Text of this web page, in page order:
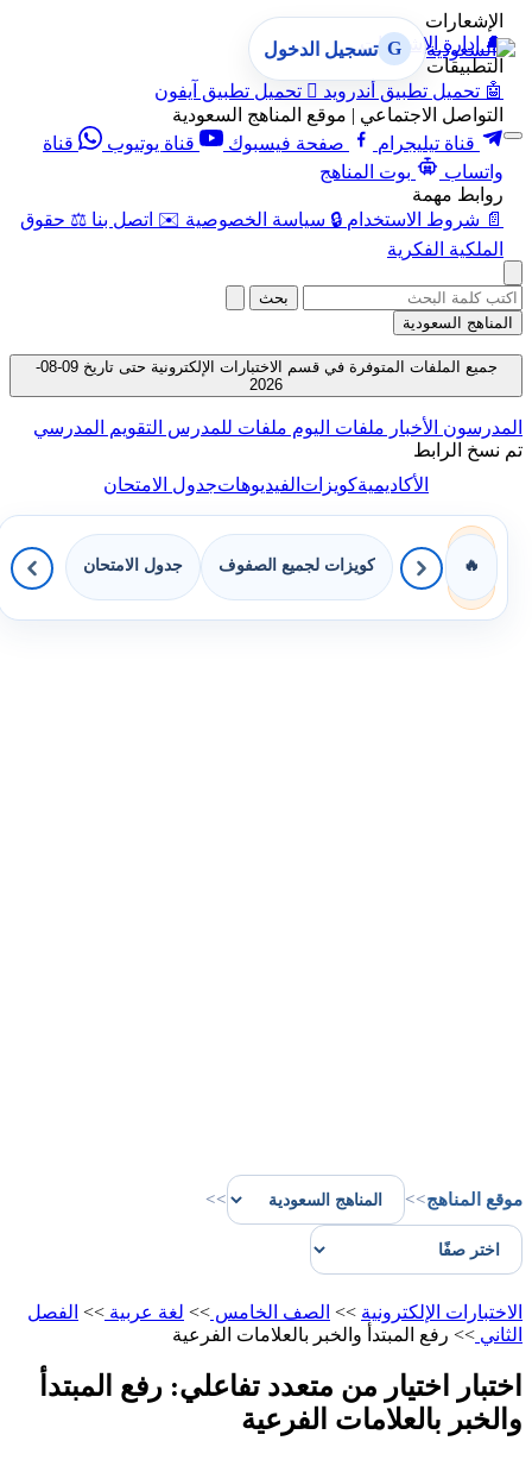
الإشعارات
🔔
إدارة الإشعارات
التطبيقات
🤖 تحميل تطبيق أندرويد  تحميل تطبيق آيفون
التواصل الاجتماعي | موقع المناهج السعودية
قناة تيليجرام
صفحة فيسبوك قناة يوتيوب
قناة
واتساب
بوت المناهج
روابط مهمة
📄 شروط الاستخدام 🔒 سياسة الخصوصية ✉️ اتصل بنا ⚖️ حقوق
الملكية الفكرية
G تسجيل الدخول
بحث
المناهج السعودية
جميع الملفات المتوفرة في قسم الاختبارات الإلكترونية حتى تاريخ 09-08-
2026
المدرسون الأخبار ملفات اليوم ملفات للمدرس التقويم المدرسي
تم نسخ الرابط
الأكاديميةكويزاتالفيديوهاتجدول الامتحان
🔥 كويزات لجميع الصفوف جدول الامتحان
موقع المناهج>>
>>
الاختبارات الإلكترونية >> الصف الخامس >> لغة عربية >> الفصل
الثاني >> رفع المبتدأ والخبر بالعلامات الفرعية
اختبار اختيار من متعدد تفاعلي: رفع المبتدأ
والخبر بالعلامات الفرعية